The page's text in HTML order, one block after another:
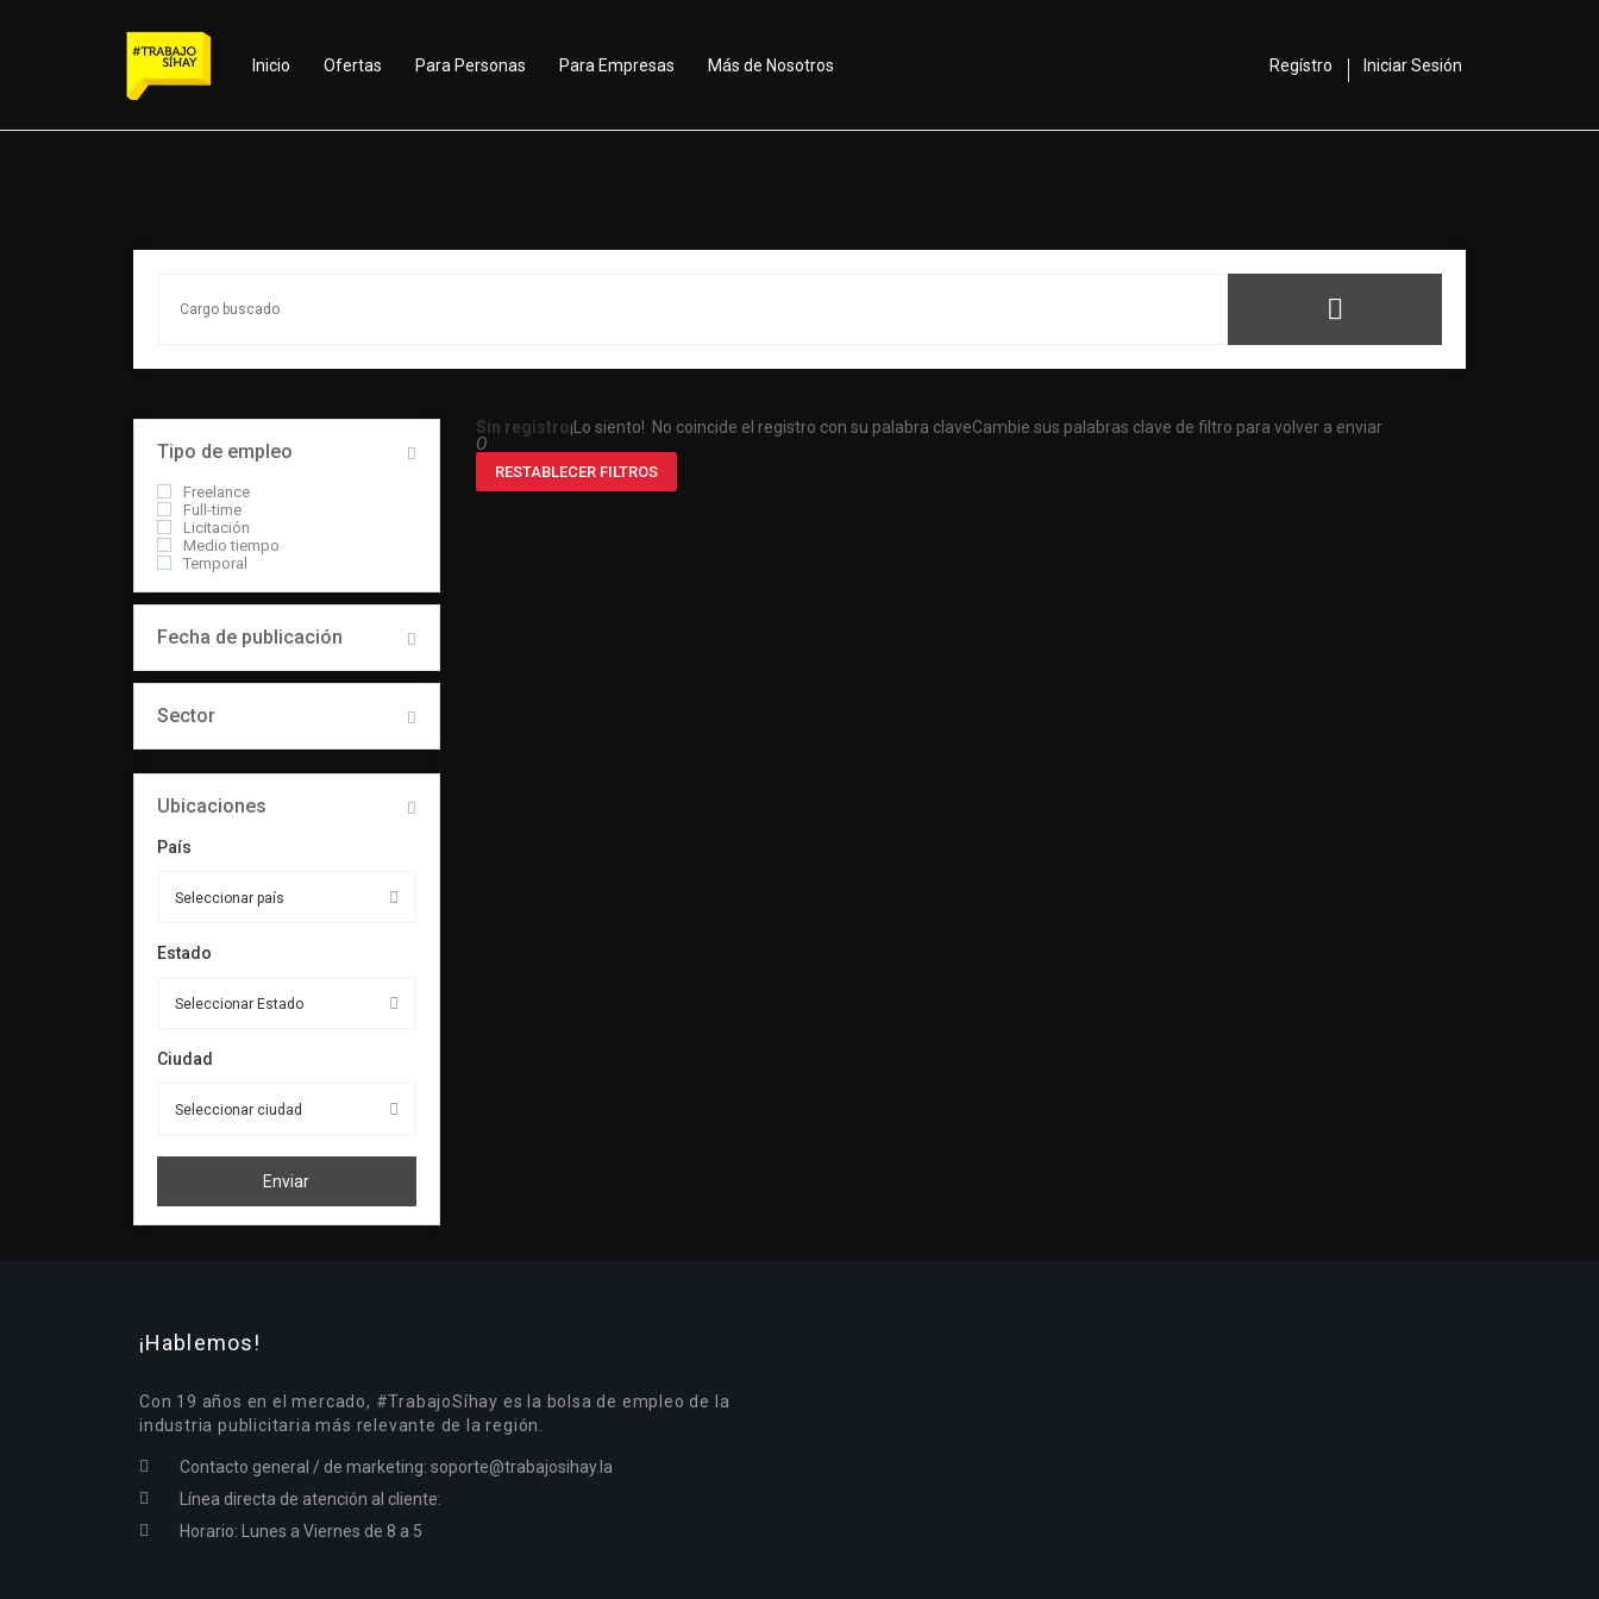
Inicio Ofertas Para Personas Para Empresas Más de Nosotros Regístro Iniciar Sesión
Tipo de empleo
Freelance
Full-time
Licitación
Medio tiempo
Temporal
Fecha de publicación
Sector
Ubicaciones
País
Estado
Ciudad
Enviar
Sin registro¡Lo siento! No coincide el registro con su palabra claveCambie sus palabras clave de filtro para volver a enviar
O
RESTABLECER FILTROS
¡Hablemos!
Con 19 años en el mercado, #TrabajoSíhay es la bolsa de empleo de la
industria publicitaria más relevante de la región.
Contacto general / de marketing: soporte@trabajosihay.la
Línea directa de atención al cliente:
Horario: Lunes a Viernes de 8 a 5